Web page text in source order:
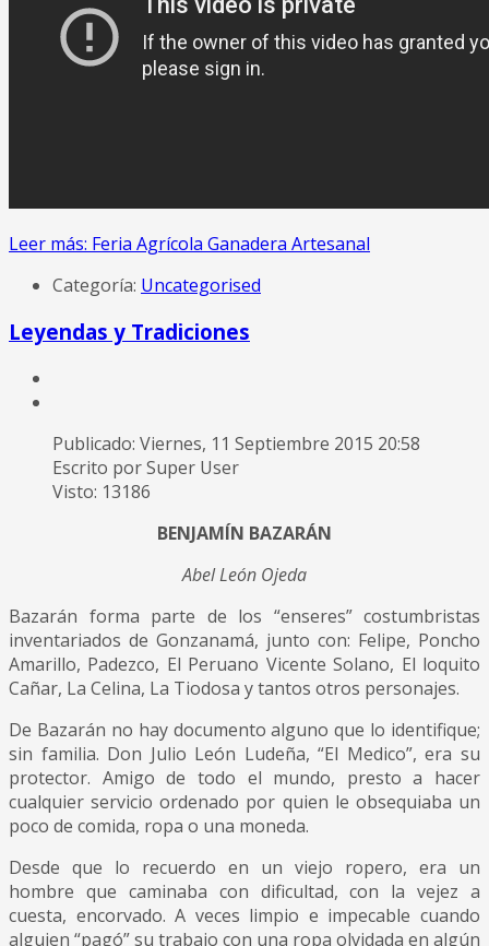
Leer más: Feria Agrícola Ganadera Artesanal
Categoría: Uncategorised
Leyendas y Tradiciones
Publicado: Viernes, 11 Septiembre 2015 20:58
Escrito por Super User
Visto: 13186
BENJAMÍN BAZARÁN
Abel León Ojeda
Bazarán forma parte de los “enseres” costumbristas
inventariados de Gonzanamá, junto con: Felipe, Poncho
Amarillo, Padezco, El Peruano Vicente Solano, El loquito
Cañar, La Celina, La Tiodosa y tantos otros personajes.
De Bazarán no hay documento alguno que lo identifique;
sin familia. Don Julio León Ludeña, “El Medico”, era su
protector. Amigo de todo el mundo, presto a hacer
cualquier servicio ordenado por quien le obsequiaba un
poco de comida, ropa o una moneda.
Desde que lo recuerdo en un viejo ropero, era un
hombre que caminaba con dificultad, con la vejez a
cuesta, encorvado. A veces limpio e impecable cuando
alguien “pagó” su trabajo con una ropa olvidada en algún